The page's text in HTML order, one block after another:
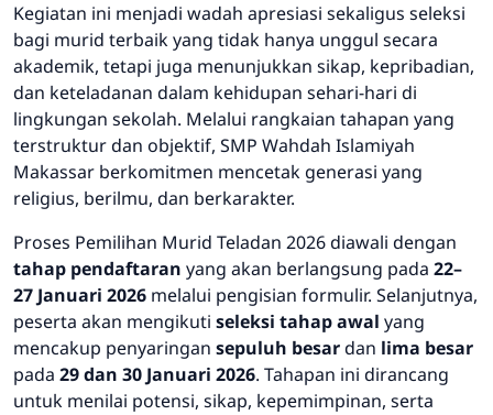
Kegiatan ini menjadi wadah apresiasi sekaligus seleksi
bagi murid terbaik yang tidak hanya unggul secara
akademik, tetapi juga menunjukkan sikap, kepribadian,
dan keteladanan dalam kehidupan sehari-hari di
lingkungan sekolah. Melalui rangkaian tahapan yang
terstruktur dan objektif, SMP Wahdah Islamiyah
Makassar berkomitmen mencetak generasi yang
religius, berilmu, dan berkarakter.
Proses Pemilihan Murid Teladan 2026 diawali dengan
tahap pendaftaran yang akan berlangsung pada 22–
27 Januari 2026 melalui pengisian formulir. Selanjutnya,
peserta akan mengikuti seleksi tahap awal yang
mencakup penyaringan sepuluh besardan lima besar
pada 29 dan 30 Januari 2026. Tahapan ini dirancang
untuk menilai potensi, sikap, kepemimpinan, serta